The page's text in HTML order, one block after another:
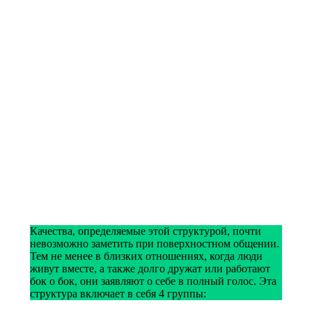
Качества, определяемые этой структурой, почти
невозможно заметить при поверхностном общении.
Тем не менее в близких отношениях, когда люди
живут вместе, а также долго дружат или работают
бок о бок, они заявляют о себе в полный голос. Эта
структура включает в себя 4 группы: